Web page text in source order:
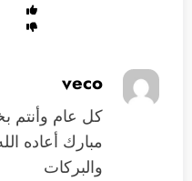
veco
كل عام وأنتم
مبارك أعاده
والبركات